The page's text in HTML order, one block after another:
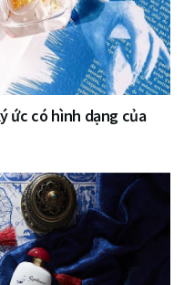
ức có hình dạng của